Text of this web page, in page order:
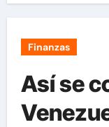
Finanzas
Así se